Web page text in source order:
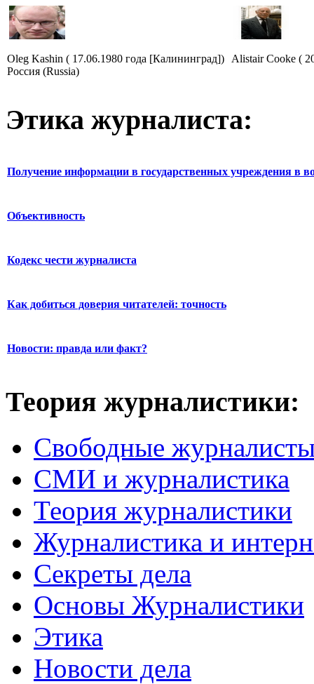
Oleg Kashin ( 17.06.1980 года [Калининград])
Россия (Russia)
Alistair Cooke (
Этика журналиста:
Получение информации в государственных учреждения в
Объективность
Кодекс чести журналиста
Как добиться доверия читателей: точность
Новости: правда или факт?
Теория журналистики:
Свободные
СМИ и журналистика
Теория журналистики
Журналистика и
Секреты дела
Основы Журналистики
Этика
Новости дела